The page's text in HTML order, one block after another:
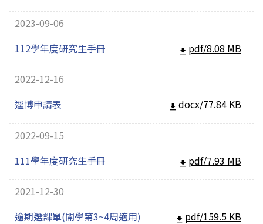
2023-09-06
112學年度研究生手冊
pdf/8.08 MB
2022-12-16
逕博申請表
docx/77.84 KB
2022-09-15
111學年度研究生手冊
pdf/7.93 MB
2021-12-30
逾期選課單(開學第3~4周適用)
pdf/159.5 KB